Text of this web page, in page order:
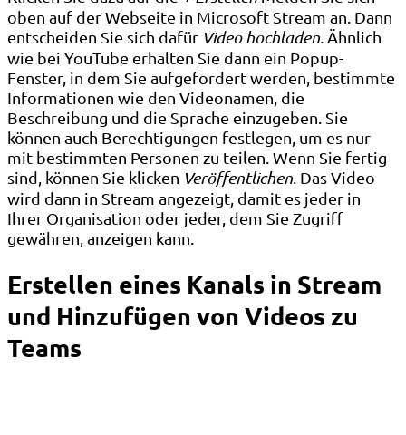
oben auf der Webseite in Microsoft Stream an. Dann
entscheiden Sie sich dafür Video hochladen. Ähnlich
wie bei YouTube erhalten Sie dann ein Popup-
Fenster, in dem Sie aufgefordert werden, bestimmte
Informationen wie den Videonamen, die
Beschreibung und die Sprache einzugeben. Sie
können auch Berechtigungen festlegen, um es nur
mit bestimmten Personen zu teilen. Wenn Sie fertig
sind, können Sie klicken Veröffentlichen . Das Video
wird dann in Stream angezeigt, damit es jeder in
Ihrer Organisation oder jeder, dem Sie Zugriff
gewähren, anzeigen kann.
Erstellen eines Kanals in Stream
und Hinzufügen von Videos zu
Teams